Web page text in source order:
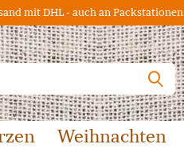
mit DHL - auch an Packstationen
Weihnachten